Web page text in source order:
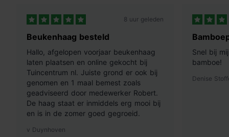
8 uur geleden
Beukenhaag besteld
Hallo, afgelopen voorjaar beukenhaag
laten plaatsen en online gekocht bij
Tuincentrum nl. Juiste grond er ook bij
genomen en 1 maal bemest zoals
geadviseerd door medewerker Robert.
De haag staat er inmiddels erg mooi bij
en is in de zomer goed gegroeid.
v Duynhoven
Snel bij
bamboe!
Denise